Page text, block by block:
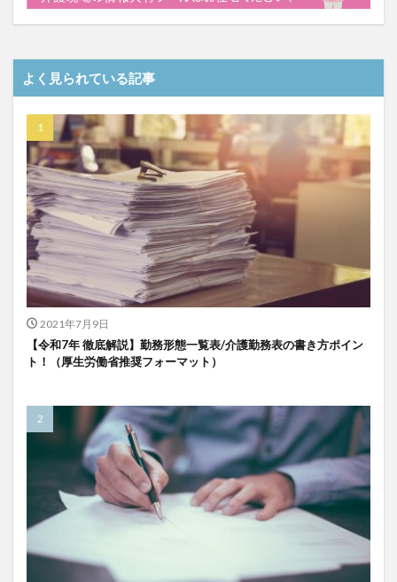
よく見られている記事
2021年7月9日
【令和7年 徹底解説】勤務形態一覧表/介護勤務表の書き方ポイン
ト！（厚生労働省推奨フォーマット）